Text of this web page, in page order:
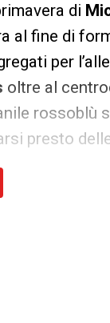
di
al fine di
per
oltre al
rossoblù
presto